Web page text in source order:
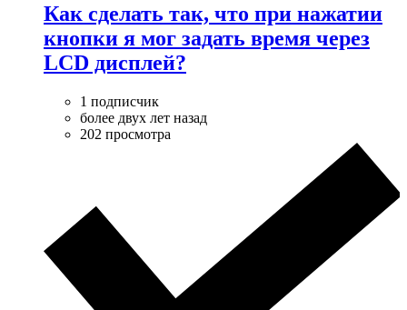
Как сделать так, что при нажатии
кнопки я мог задать время через
LCD дисплей?
1 подписчик
более двух лет назад
202 просмотра